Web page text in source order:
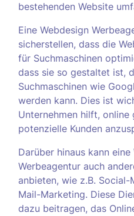
bestehenden Website
Eine Webdesign
sicherstellen, dass die
für Suchmaschinen
dass sie so gestaltet ist,
Suchmaschinen wie
werden kann. Dies ist
Unternehmen hilft,
potenzielle Kunden
Darüber hinaus kann eine
Werbeagentur auch
anbieten, wie z.B.
Mail-Marketing. Diese
dazu beitragen, das